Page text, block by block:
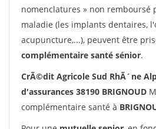
nomenclatures » non remboursé
maladie (les implants dentaires,
acupuncture,...), peuvent être
complémentaire santé sénior.
CrÃ©dit Agricole Sud RhÃ´ne
d'assurances 38190 BRIGNOUD
complémentaire santé à